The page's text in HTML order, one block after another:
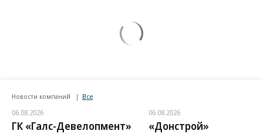
Новости компаний Все
06.08.2026
ГК «Галс-Девелопмент»
06.08.2026
«Донстрой»